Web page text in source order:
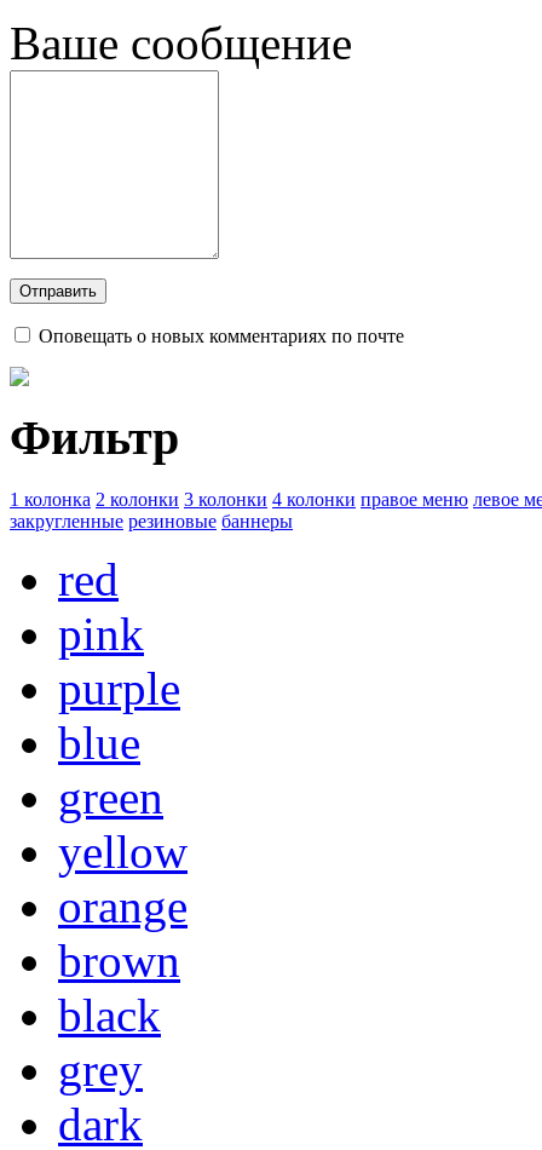
Ваше сообщение
Оповещать о новых комментариях по почте
Фильтр
1 колонка 2 колонки 3 колонки 4 колонки правое меню левое
закругленные резиновые баннеры
red
pink
purple
blue
green
yellow
orange
brown
black
grey
dark